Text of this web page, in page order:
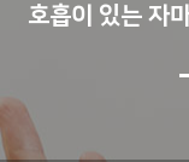
호흡이 있는 자